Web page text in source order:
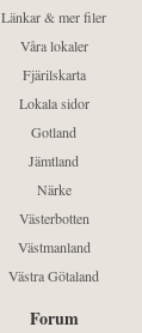
Länkar & mer filer
Våra lokaler
Fjärilskarta
Lokala sidor
Gotland
Jämtland
Närke
Västerbotten
Västmanland
Västra Götaland
Forum